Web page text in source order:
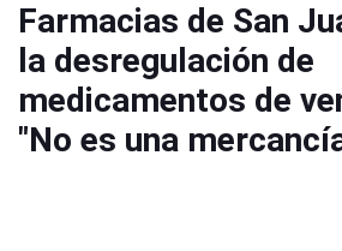
Farmacias de San
la desregulación de
medicamentos de
"No es una